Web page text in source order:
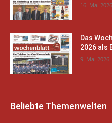
16. Mai 2026
Das
2026 als
9. Mai 2026
Beliebte Themenwelten